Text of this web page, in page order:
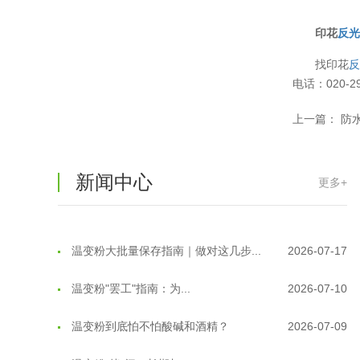
印花反
找印花
电话：020-
上一篇： 防
新闻中心 更多+
2026-08-05
2026-08-04